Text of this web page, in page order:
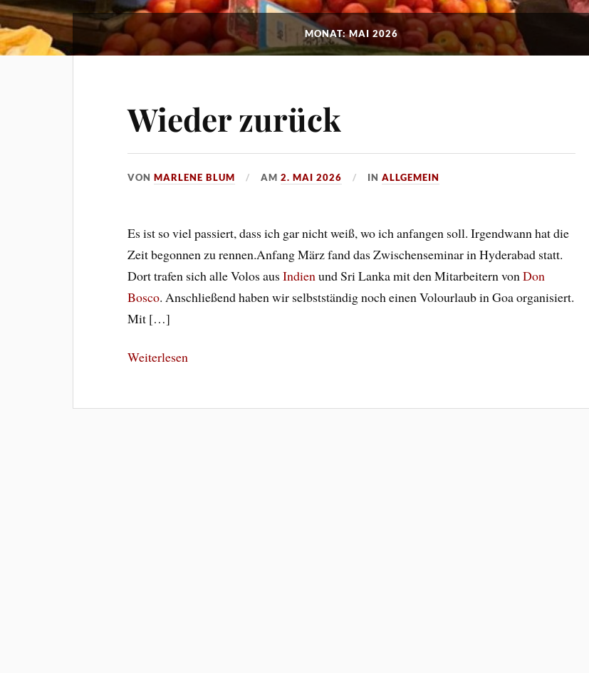
MONAT: MAI 2026
Wieder zurück
VONMARLENE BLUM AM2. MAI 2026 INALLGEMEIN
Es ist so viel passiert, dass ich gar nicht weiß, wo ich anfangen soll. Irgendwann hat die
Zeit begonnen zu rennen.Anfang März fand das Zwischenseminar in Hyderabad statt.
Dort trafen sich alle Volos ausIndienund Sri Lanka mit den Mitarbeitern vonDon
Bosco. Anschließend haben wir selbstständig noch einen Volourlaub in Goa organisiert.
Mit […]
Weiterlesen